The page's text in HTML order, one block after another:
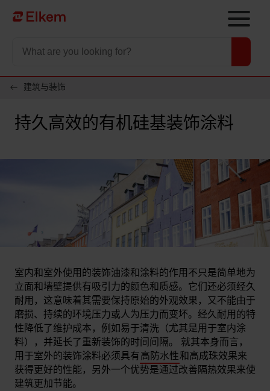
Skip to main content
To start page
建筑与装饰
持久高效的有机硅基装饰涂料
室内和室外使用的装饰油漆和涂料的作用不只是简单地为
立面和墙壁提供有吸引力的颜色和质感。它们还必须经久
耐用，这意味着其需要保持原始的外观效果，又不能由于
磨损、持续的环境压力或人为压力而变坏。经久耐用的特
性降低了维护成本，例如易于清洗（尤其是用于室内涂
料），并延长了重新装饰的时间间隔。 就其本身而言，
用于室外的装饰涂料必须具有高防水性和高成珠效果来
获得更好的性能，另外一个优势是通过改善隔热效果来使
建筑更加节能。